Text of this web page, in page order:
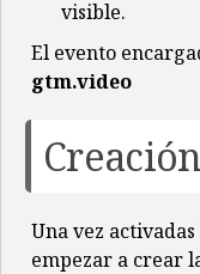
visible.
El evento
gtm.video
Una vez
empezar a crear